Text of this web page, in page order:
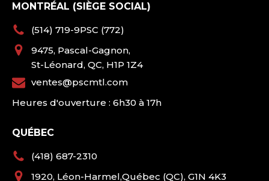
MONTRÉAL (SIÈGE SOCIAL)
(514) 719-9PSC (772)
9475, Pascal-Gagnon,
St-Léonard, QC, H1P 1Z4
ventes@pscmtl.com
Heures d'ouverture : 6h30 à 17h
QUÉBEC
(418) 687-2310
1920, Léon-Harmel,Québec (QC), G1N 4K3